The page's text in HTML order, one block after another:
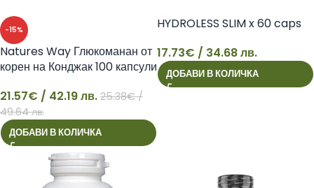
-15%
21
Natures Way Глюкоманан от
корен на Конджак 100 капсули
21.57€ / 42.19 лв. 25.38€/
49.64 лв.
ДОБАВИ В КОЛИЧКА
17
HYDROLESS SLIM x 60 caps
17.73€ / 34.68 лв.
ДОБАВИ В КОЛИЧКА